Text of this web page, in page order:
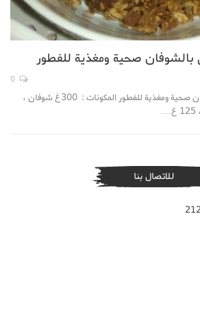
بالشوفان صحية ومغذية للفطور
فرحي اطفالك رقائق بالشوفان صحية ومغذية للفطور المكونات : 300غ شوفان ،
للاتصال بنا